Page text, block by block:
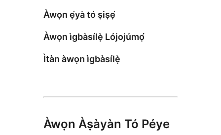
Àwọn ẹ́yà tó ṣiṣẹ́
Àwọn ìgbàsílẹ̀ Lójojúmọ́
Ìtàn àwọn ìgbàsílẹ̀
Àwọn Àṣàyàn Tó Péye